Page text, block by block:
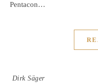
Pentacon…
Dirk Säger